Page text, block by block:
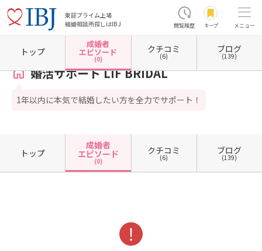
東証プライム上場
結婚相談所探しはIBJ
閲覧履歴 キープ メニュー
ホーム 岐阜県の結婚相談所 岐阜県岐阜市 婚活サポート LIF BRIDAL 成婚者エピソー
婚活サポート LIF BRIDAL
1年以内に本気で結婚したい方を全力でサポート！
トップ
成婚者
エピソード
(0)
クチコミ
(6)
ブログ
(139)
トップ
成婚者
エピソード
(0)
クチコミ
(6)
ブログ
(139)